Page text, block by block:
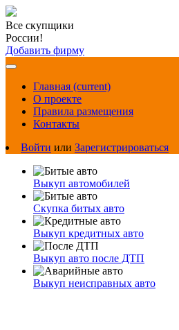
Все скупщики
России!
Добавить фирму
Главная (current)
О проекте
Правила размещения
Контакты
Войти или Зарегистрироваться
Выкуп автомобилей
Скупка битых авто
Выкуп кредитных авто
Выкуп авто после ДТП
Выкуп неисправных авто